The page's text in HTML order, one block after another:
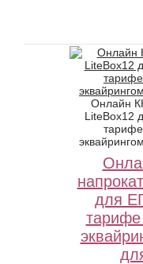
Онлайн
LiteBox12
для
тарифе